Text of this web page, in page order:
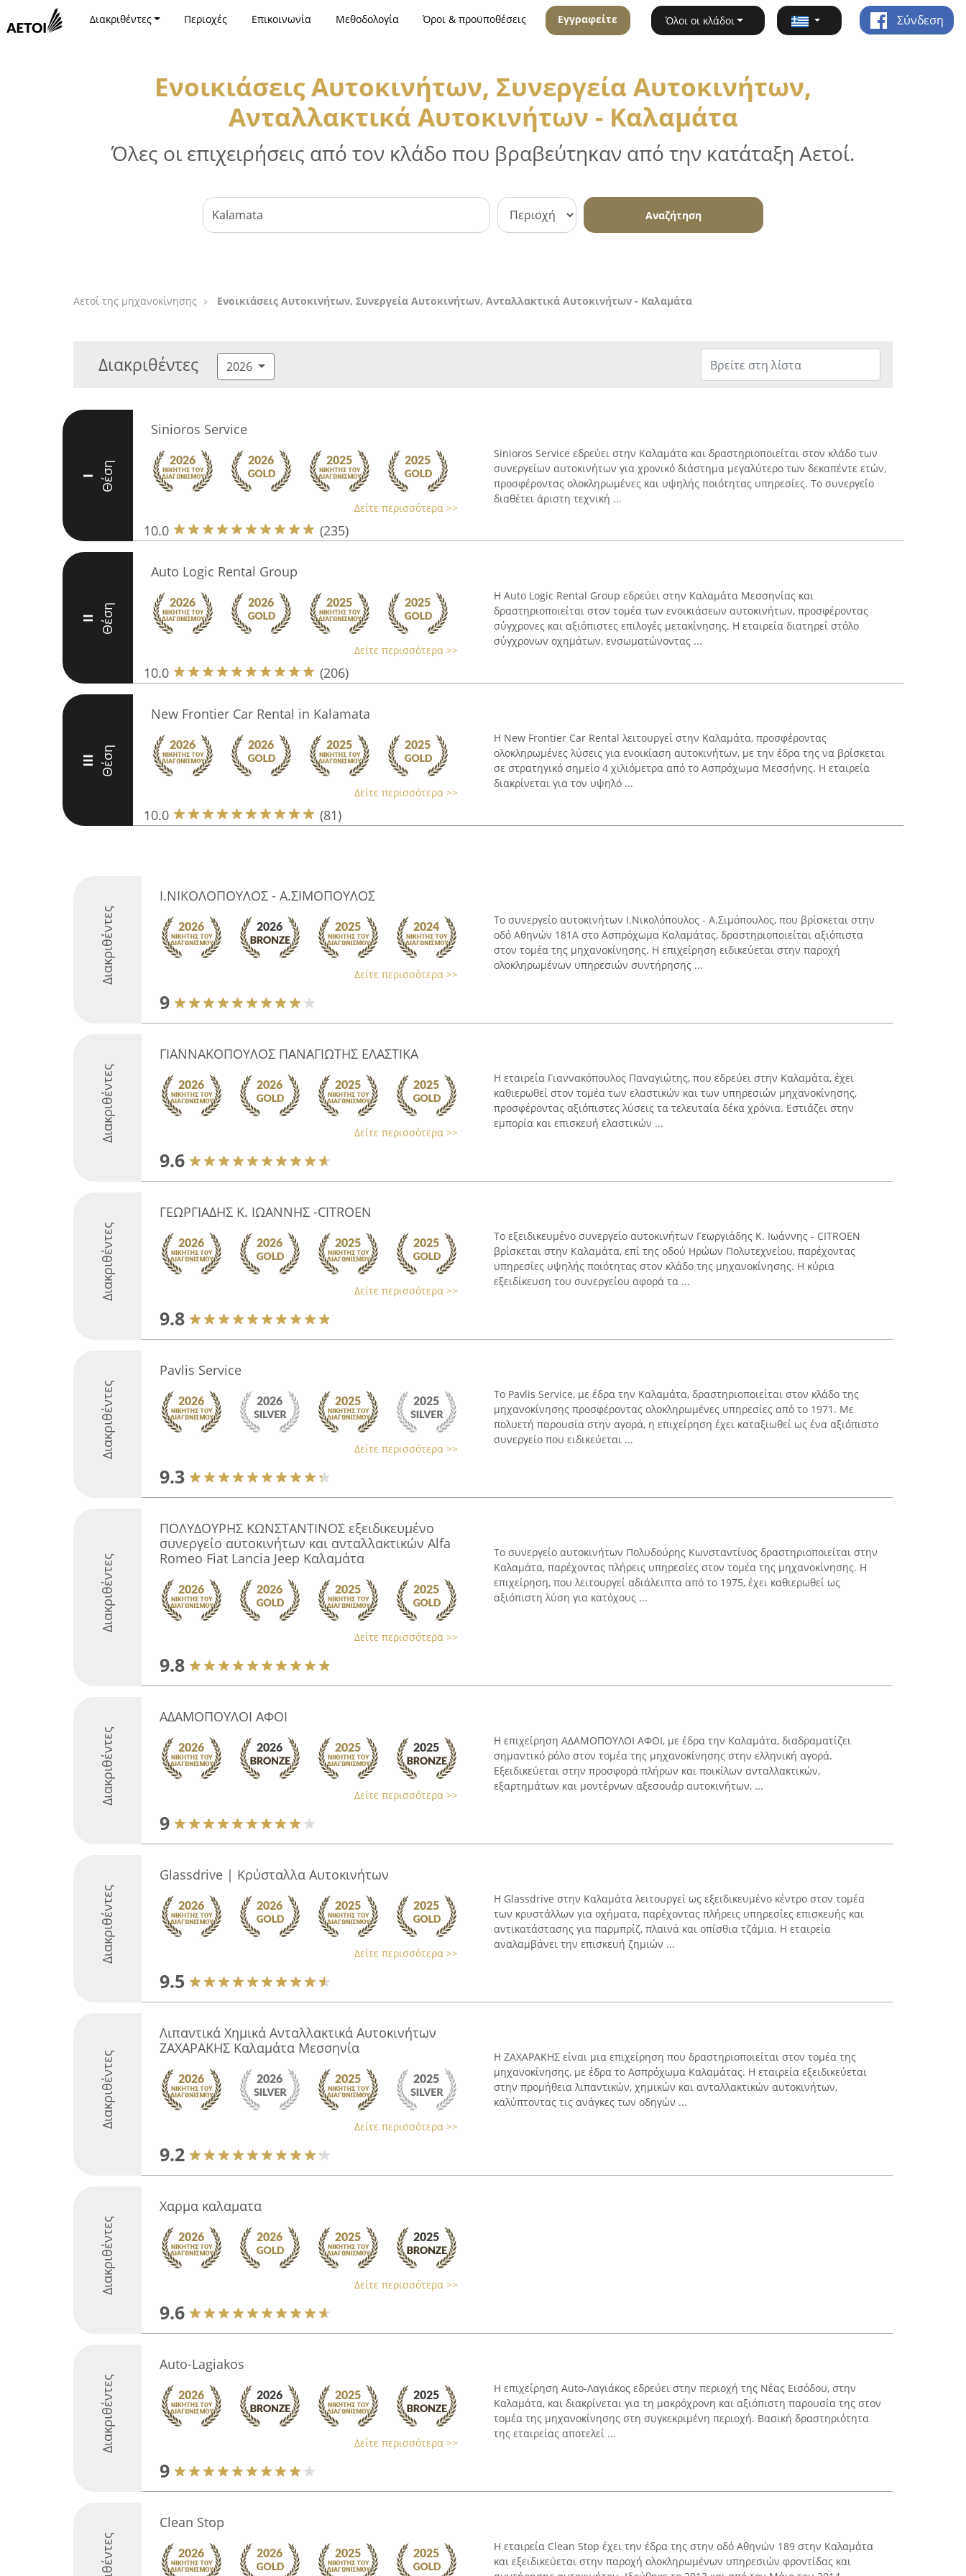
Διακριθέντες Περιοχές Επικοινωνία Μεθοδολογία Όροι & προϋποθέσεις Εγγραφείτε Όλοι οι κλάδοι Σύνδεση
Ενοικιάσεις Αυτοκινήτων, Συνεργεία Αυτοκινήτων,
Ανταλλακτικά Αυτοκινήτων - Καλαμάτα
Όλες οι επιχειρήσεις από τον κλάδο που βραβεύτηκαν από την κατάταξη Αετοί.
Αναζήτηση
Αετοί της μηχανοκίνησης Ενοικιάσεις Αυτοκινήτων, Συνεργεία Αυτοκινήτων, Ανταλλακτικά Αυτοκινήτων - Καλαμάτα
Διακριθέντες 2026
I Θέση
Sinioros Service
Δείτε περισσότερα >>
10.0 (235)
Sinioros Service εδρεύει στην Καλαμάτα και δραστηριοποιείται στον κλάδο των
συνεργείων αυτοκινήτων για χρονικό διάστημα μεγαλύτερο των δεκαπέντε ετών,
προσφέροντας ολοκληρωμένες και υψηλής ποιότητας υπηρεσίες. Το συνεργείο
διαθέτει άριστη τεχνική ...
II Θέση
Auto Logic Rental Group
Δείτε περισσότερα >>
10.0 (206)
Η Auto Logic Rental Group εδρεύει στην Καλαμάτα Μεσσηνίας και
δραστηριοποιείται στον τομέα των ενοικιάσεων αυτοκινήτων, προσφέροντας
σύγχρονες και αξιόπιστες επιλογές μετακίνησης. Η εταιρεία διατηρεί στόλο
σύγχρονων οχημάτων, ενσωματώνοντας ...
III Θέση
New Frontier Car Rental in Kalamata
Δείτε περισσότερα >>
10.0 (81)
Η New Frontier Car Rental λειτουργεί στην Καλαμάτα, προσφέροντας
ολοκληρωμένες λύσεις για ενοικίαση αυτοκινήτων, με την έδρα της να βρίσκεται
σε στρατηγικό σημείο 4 χιλιόμετρα από το Ασπρόχωμα Μεσσήνης. Η εταιρεία
διακρίνεται για τον υψηλό ...
Διακριθέντες
Ι.ΝΙΚΟΛΟΠΟΥΛΟΣ - Α.ΣΙΜΟΠΟΥΛΟΣ
Δείτε περισσότερα >>
9
Το συνεργείο αυτοκινήτων Ι.Νικολόπουλος - Α.Σιμόπουλος, που βρίσκεται στην
οδό Αθηνών 181Α στο Ασπρόχωμα Καλαμάτας, δραστηριοποιείται αξιόπιστα
στον τομέα της μηχανοκίνησης. Η επιχείρηση ειδικεύεται στην παροχή
ολοκληρωμένων υπηρεσιών συντήρησης ...
Διακριθέντες
ΓΙΑΝΝΑΚΟΠΟΥΛΟΣ ΠΑΝΑΓΙΩΤΗΣ ΕΛΑΣΤΙΚΑ
Δείτε περισσότερα >>
9.6
Η εταιρεία Γιαννακόπουλος Παναγιώτης, που εδρεύει στην Καλαμάτα, έχει
καθιερωθεί στον τομέα των ελαστικών και των υπηρεσιών μηχανοκίνησης,
προσφέροντας αξιόπιστες λύσεις τα τελευταία δέκα χρόνια. Εστιάζει στην
εμπορία και επισκευή ελαστικών ...
Διακριθέντες
ΓΕΩΡΓΙΑΔΗΣ K. ΙΩΑΝΝΗΣ -CITROEN
Δείτε περισσότερα >>
9.8
Το εξειδικευμένο συνεργείο αυτοκινήτων Γεωργιάδης Κ. Ιωάννης - CITROEN
βρίσκεται στην Καλαμάτα, επί της οδού Ηρώων Πολυτεχνείου, παρέχοντας
υπηρεσίες υψηλής ποιότητας στον κλάδο της μηχανοκίνησης. Η κύρια
εξειδίκευση του συνεργείου αφορά τα ...
Διακριθέντες
Pavlis Service
Δείτε περισσότερα >>
9.3
Το Pavlis Service, με έδρα την Καλαμάτα, δραστηριοποιείται στον κλάδο της
μηχανοκίνησης προσφέροντας ολοκληρωμένες υπηρεσίες από το 1971. Με
πολυετή παρουσία στην αγορά, η επιχείρηση έχει καταξιωθεί ως ένα αξιόπιστο
συνεργείο που ειδικεύεται ...
Διακριθέντες
ΠΟΛΥΔΟΥΡΗΣ ΚΩΝΣΤΑΝΤΙΝΟΣ εξειδικευμένο
συνεργείο αυτοκινήτων και ανταλλακτικών Alfa
Romeo Fiat Lancia Jeep Καλαμάτα
Δείτε περισσότερα >>
9.8
Το συνεργείο αυτοκινήτων Πολυδούρης Κωνσταντίνος δραστηριοποιείται στην
Καλαμάτα, παρέχοντας πλήρεις υπηρεσίες στον τομέα της μηχανοκίνησης. Η
επιχείρηση, που λειτουργεί αδιάλειπτα από το 1975, έχει καθιερωθεί ως
αξιόπιστη λύση για κατόχους ...
Διακριθέντες
ΑΔΑΜΟΠΟΥΛΟΙ ΑΦΟΙ
Δείτε περισσότερα >>
9
Η επιχείρηση ΑΔΑΜΟΠΟΥΛΟΙ ΑΦΟΙ, με έδρα την Καλαμάτα, διαδραματίζει
σημαντικό ρόλο στον τομέα της μηχανοκίνησης στην ελληνική αγορά.
Εξειδικεύεται στην προσφορά πλήρων και ποικίλων ανταλλακτικών,
εξαρτημάτων και μοντέρνων αξεσουάρ αυτοκινήτων, ...
Διακριθέντες
Glassdrive | Κρύσταλλα Αυτοκινήτων
Δείτε περισσότερα >>
9.5
Η Glassdrive στην Καλαμάτα λειτουργεί ως εξειδικευμένο κέντρο στον τομέα
των κρυστάλλων για οχήματα, παρέχοντας πλήρεις υπηρεσίες επισκευής και
αντικατάστασης για παρμπρίζ, πλαϊνά και οπίσθια τζάμια. Η εταιρεία
αναλαμβάνει την επισκευή ζημιών ...
Διακριθέντες
Λιπαντικά Χημικά Ανταλλακτικά Αυτοκινήτων
ΖΑΧΑΡΑΚΗΣ Καλαμάτα Μεσσηνία
Δείτε περισσότερα >>
9.2
Η ΖΑΧΑΡΑΚΗΣ είναι μια επιχείρηση που δραστηριοποιείται στον τομέα της
μηχανοκίνησης, με έδρα το Ασπρόχωμα Καλαμάτας. Η εταιρεία εξειδικεύεται
στην προμήθεια λιπαντικών, χημικών και ανταλλακτικών αυτοκινήτων,
καλύπτοντας τις ανάγκες των οδηγών ...
Διακριθέντες
Χαρμα καλαματα
Δείτε περισσότερα >>
9.6
Διακριθέντες
Auto-Lagiakos
Δείτε περισσότερα >>
9
Η επιχείρηση Auto-Λαγιάκος εδρεύει στην περιοχή της Νέας Εισόδου, στην
Καλαμάτα, και διακρίνεται για τη μακρόχρονη και αξιόπιστη παρουσία της στον
τομέα της μηχανοκίνησης στη συγκεκριμένη περιοχή. Βασική δραστηριότητα
της εταιρείας αποτελεί ...
Clean Stop
Η εταιρεία Clean Stop έχει την έδρα της στην οδό Αθηνών 189 στην Καλαμάτα
και εξειδικεύεται στην παροχή ολοκληρωμένων υπηρεσιών φροντίδας και